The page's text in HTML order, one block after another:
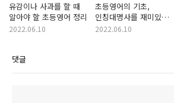
유감이나 사과를 할 때
알아야 할 초등영어 정리
2022.06.10
초등영어의 기초,
인칭대명사를 재미있고
쉽게 배우는 방법
2022.06.10
댓글